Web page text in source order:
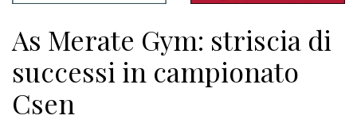
Associazioni
Meteo
As Merate Gym: striscia di
successi in campionato
Csen